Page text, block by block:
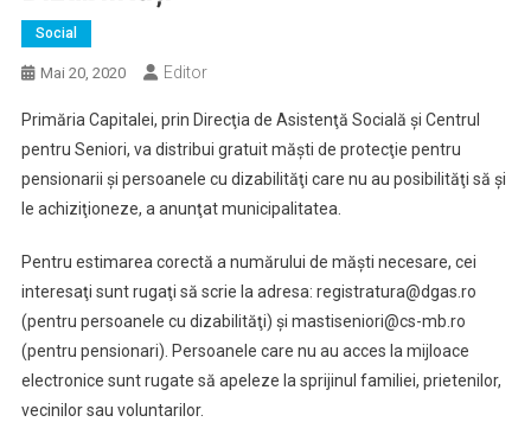
Social
Mai 20, 2020 Editor
Primăria Capitalei, prin Direcţia de Asistenţă Socială şi Centrul
pentru Seniori, va distribui gratuit măşti de protecţie pentru
pensionarii şi persoanele cu dizabilităţi care nu au posibilităţi să şi
le achiziţioneze, a anunţat municipalitatea.
Pentru estimarea corectă a numărului de măşti necesare, cei
interesaţi sunt rugaţi să scrie la adresa: registratura@dgas.ro
(pentru persoanele cu dizabilităţi) şi mastiseniori@cs-mb.ro
(pentru pensionari). Persoanele care nu au acces la mijloace
electronice sunt rugate să apeleze la sprijinul familiei, prietenilor,
vecinilor sau voluntarilor.